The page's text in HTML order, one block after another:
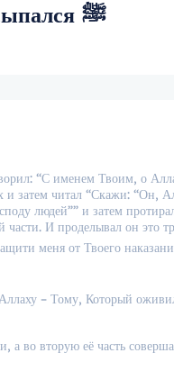
Как он спал и просыпался ﷺ
“С именем Твоим, о
затем читал “Скажи: “Он,
людей”” и затем
части. И проделывал он
– Тому, Который
а во вторую её часть